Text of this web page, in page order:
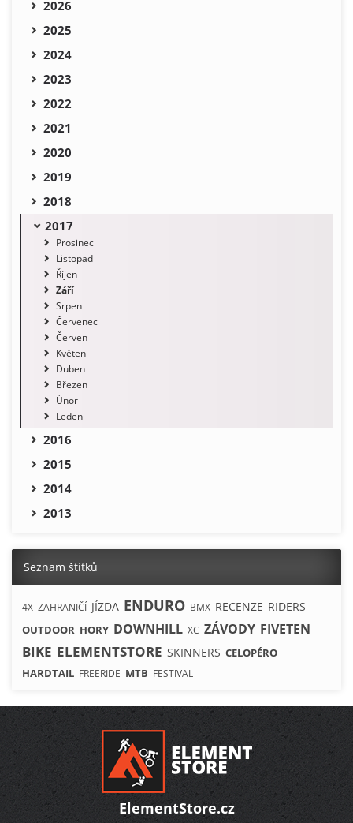
2026
2025
2024
2023
2022
2021
2020
2019
2018
2017
Prosinec
Listopad
Říjen
Září
Srpen
Červenec
Červen
Květen
Duben
Březen
Únor
Leden
2016
2015
2014
2013
Seznam štítků
4X ZAHRANIČÍ JÍZDA ENDURO BMX RECENZE RIDERS
OUTDOOR HORY DOWNHILL XC ZÁVODY FIVETEN
BIKE ELEMENTSTORE SKINNERS CELOPÉRO
HARDTAIL FREERIDE MTB FESTIVAL
ElementStore.cz